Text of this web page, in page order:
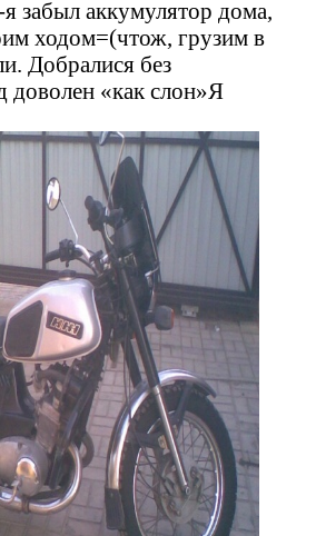
забыл аккумулятор дома,
ходом=(чтож, грузим в
Добралися без
доволен «как слон»Я